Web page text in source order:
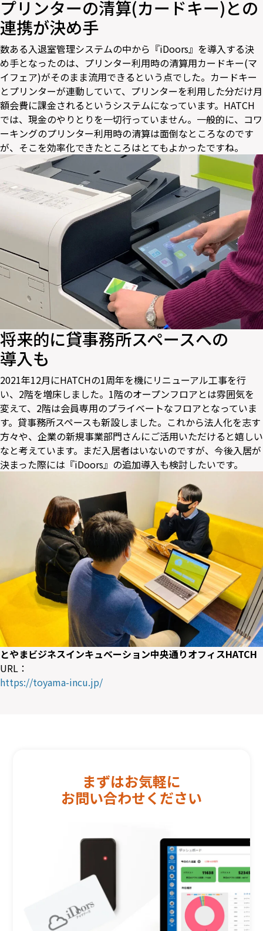
プリンターの清算(カードキー)との
連携が決め手
数ある入退室管理システムの中から『iDoors』を導入する決
め手となったのは、プリンター利用時の清算用カードキー(マ
イフェア)がそのまま流用できるという点でした。カードキー
とプリンターが連動していて、プリンターを利用した分だけ月
額会費に課金されるというシステムになっています。HATCH
では、現金のやりとりを一切行っていません。一般的に、コワ
ーキングのプリンター利用時の清算は面倒なところなのです
が、そこを効率化できたところはとてもよかったですね。
将来的に貸事務所スペースへの
導入も
2021年12月にHATCHの1周年を機にリニューアル工事を行
い、2階を増床しました。1階のオープンフロアとは雰囲気を
変えて、2階は会員専用のプライベートなフロアとなっていま
す。貸事務所スペースも新設しました。これから法人化を志す
方々や、企業の新規事業部門さんにご活用いただけると嬉しい
なと考えています。まだ入居者はいないのですが、今後入居が
決まった際には『iDoors』の追加導入も検討したいです。
とやまビジネスインキュベーション中央通りオフィスHATCH
URL：
https://toyama-incu.jp/
まずはお気軽に
お問い合わせください